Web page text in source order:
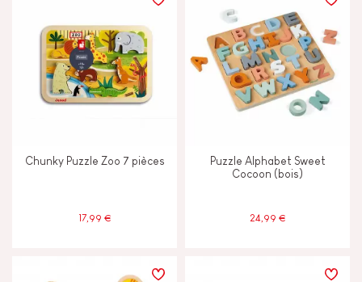
Chunky Puzzle Zoo 7 pièces
17,99 €
Puzzle Alphabet Sweet
Cocoon (bois)
24,99 €